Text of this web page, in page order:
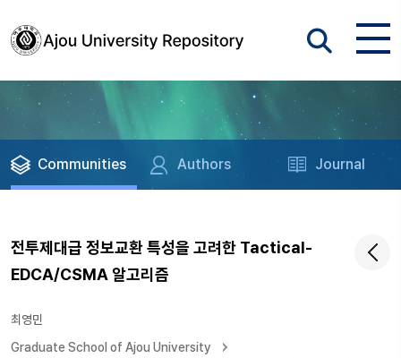
Communities Authors Journal
전투제대급 정보교환 특성을 고려한 Tactical-
EDCA/CSMA 알고리즘
최영민
Graduate School of Ajou University